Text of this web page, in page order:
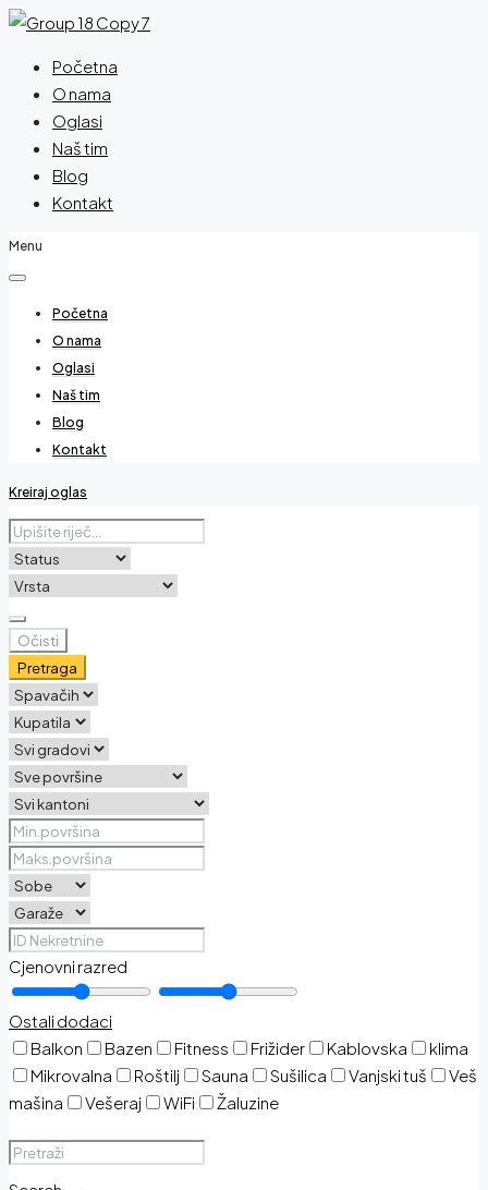
Početna
O nama
Oglasi
Naš tim
Blog
Kontakt
Menu
Početna
O nama
Oglasi
Naš tim
Blog
Kontakt
Kreiraj oglas
Očisti
Pretraga
Cjenovni razred
Ostali dodaci
Balkon
Bazen Fitness Frižider Kablovska
klima
Mikrovalna
Roštilj Sauna Sušilica Vanjski tuš
Veš
mašina
Vešeraj WiFi Žaluzine